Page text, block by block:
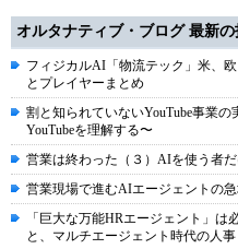
オルタナティブ・ブログ 最新の
フィジカルAI「物流テック」米、
とプレイヤーまとめ
割と知られていないYouTube事業
YouTubeを理解する〜
営業は終わった（３）AIを使う者
営業現場で進むAIエージェントの
「巨大な万能HRエージェント」は
と、マルチエージェント時代の人事